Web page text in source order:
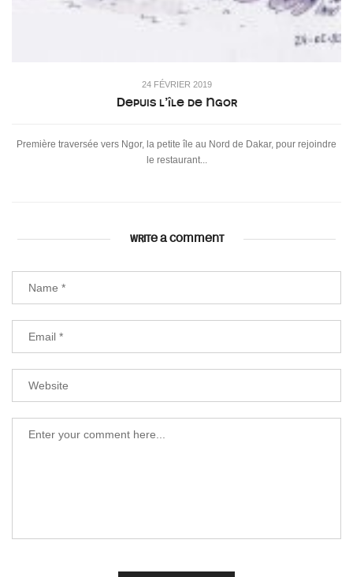
24 FÉVRIER 2019
Depuis l’île de Ngor
Première traversée vers Ngor, la petite île au Nord de Dakar, pour rejoindre
le restaurant...
WRITE A COMMENT